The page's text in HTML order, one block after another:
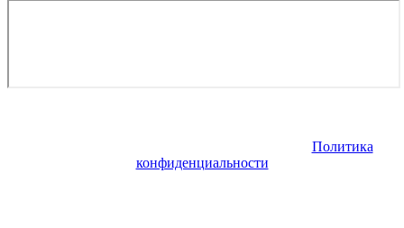
Политика
конфиденциальности